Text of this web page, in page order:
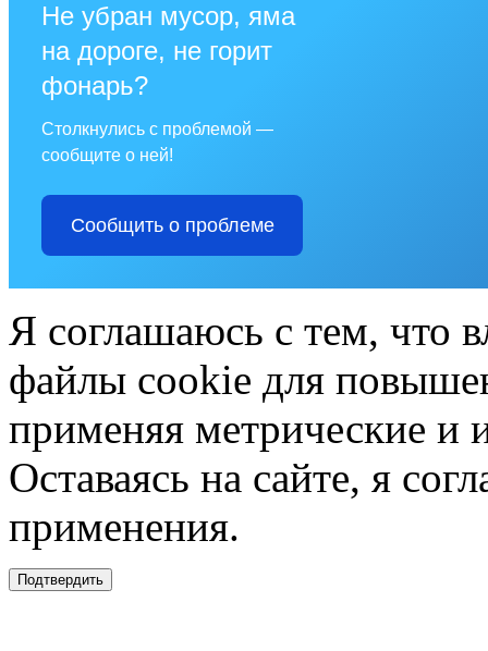
Не убран мусор, яма
на дороге, не горит
фонарь?
Столкнулись с проблемой —
сообщите о ней!
Сообщить о проблеме
Я соглашаюсь с тем, что
файлы cookie для
применяя метрические и
Оставаясь на сайте, я
применения.
Подтвердить